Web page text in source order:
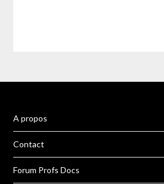
A propos
Contact
Forum Profs Docs